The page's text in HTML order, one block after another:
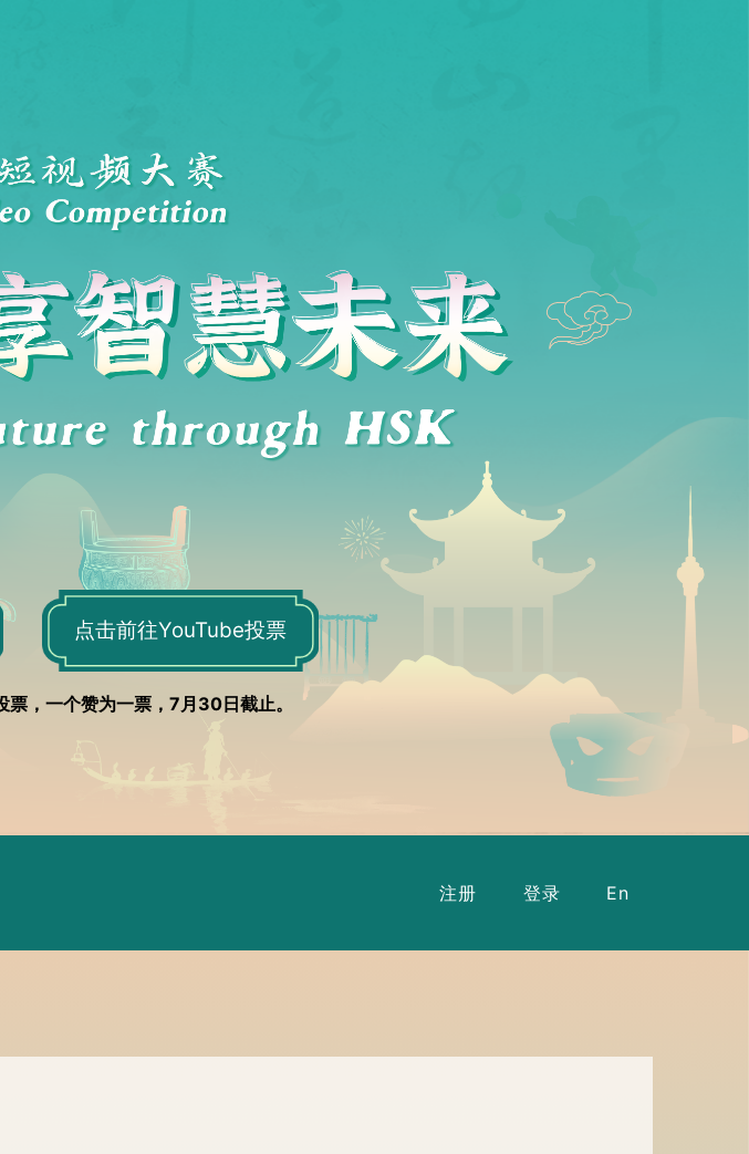
点击前往YouTube投票
，一个赞为一票，7月30日截止。
注册 登录 En